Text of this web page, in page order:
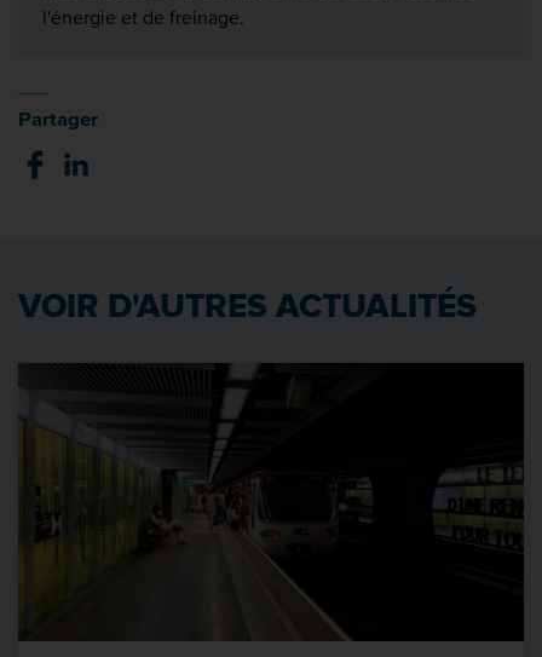
l'énergie et de freinage.
Partager
VOIR D'AUTRES ACTUALITÉS